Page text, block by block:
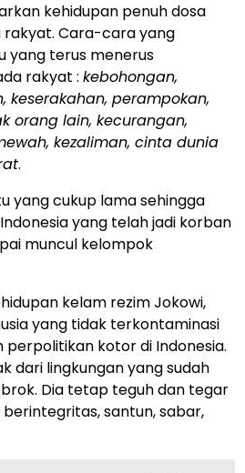
kehidupan penuh dosa
rakyat. Cara-cara yang
yang terus menerus
rakyat : kebohongan,
keserakahan, perampokan,
orang lain, kecurangan,
kezaliman, cinta dunia
.
yang cukup lama sehingga
yang telah jadi korban
muncul kelompok
kelam rezim Jokowi,
yang tidak terkontaminasi
kotor di Indonesia.
dari lingkungan yang sudah
Dia tetap teguh dan tegar
santun, sabar,